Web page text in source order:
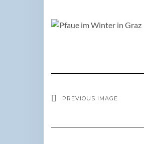
PREVIOUS IMAGE